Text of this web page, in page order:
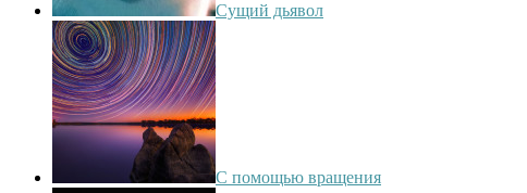
Сущий дьявол
С помощью вращения